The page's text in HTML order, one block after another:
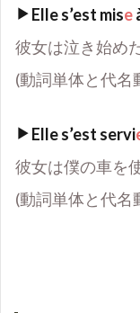
Elle s’est mise
彼女は泣き始めた
(動詞単体と代名
Elle s’est servi
彼女は僕の車を
(動詞単体と代名